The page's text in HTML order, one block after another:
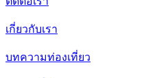
เกี่ยวกับเรา
บทความท่องเที่ยว